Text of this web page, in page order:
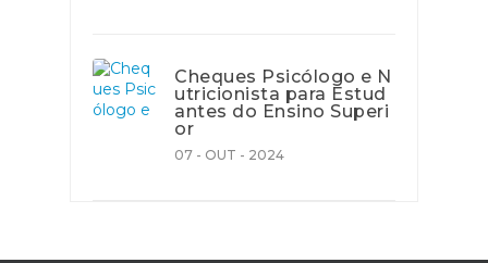
Cheques Psicólogo e N
utricionista para Estud
antes do Ensino Superi
or
07 - OUT - 2024